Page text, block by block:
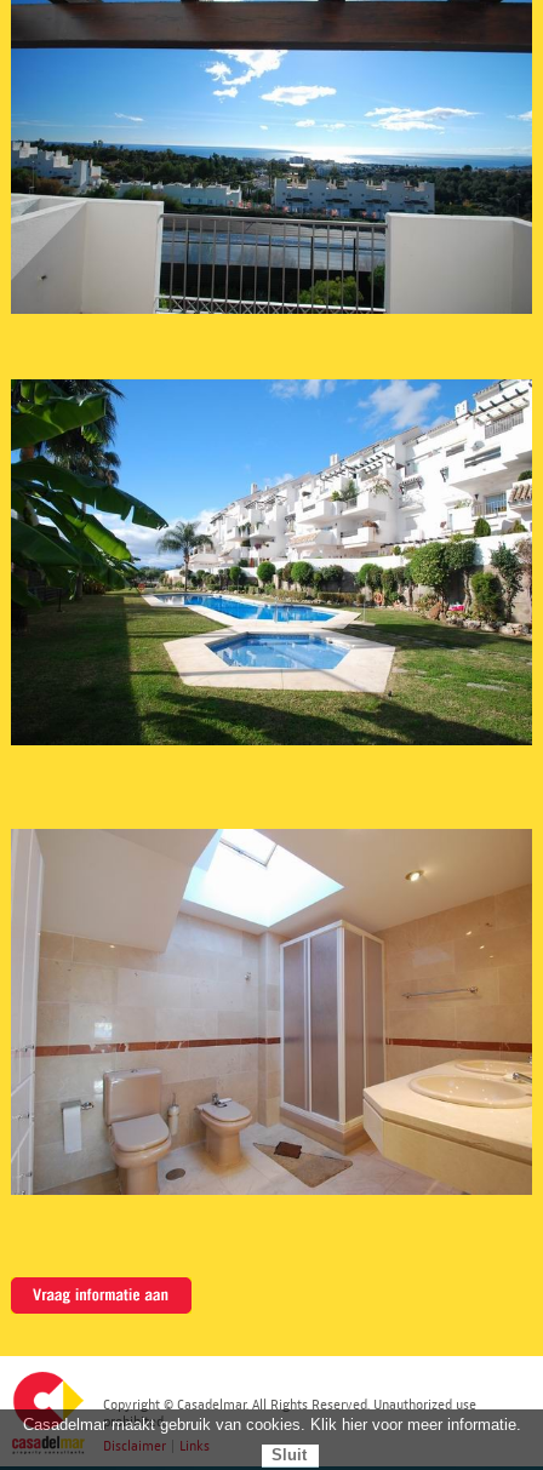
Copyright © Casadelmar. All Rights Reserved. Unauthorized use
prohibited.
Disclaimer
Links
Casadelmar maakt gebruik van cookies. Klik hier voor meer informatie.
Sluit